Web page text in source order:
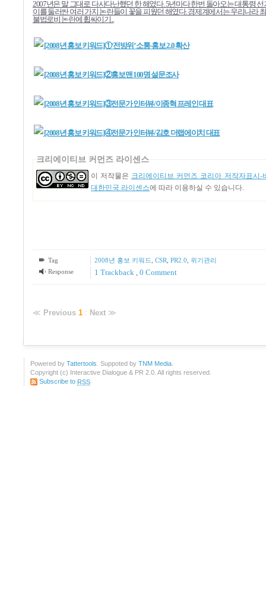
2007년은 말 그대로 다사다난했던 한 해였다. 5년마다 한번 돌아오는 대통령
이를 둘러싼 여러 가지 논란들이 꽃을 피웠던 해였다. 경제계에서는 우리나라
불법로비 논란에 휩싸이기...
[2008년 홍보 키워드]①‘전방위’ 소통-홍보 2.0 확산
[2008년 홍보 키워드]②홍보맨 100명 설문조사
[2008년 홍보 키워드]③전문가 인터뷰/이종혁 프레인 대표
[2008년 홍보 키워드]④전문가 인터뷰/김호 더랩에이치 대표
크리에이티브 커먼즈 라이센스
이 저작물은 크리에이티브 커먼즈 코리아 저작자표시-
대한민국 라이센스에 따라 이용하실 수 있습니다.
Tag 2008년 홍보 키워드 CSR PR2.0 위기관리
Response
1 Trackback , 0 Comment
≪ Previous 1 : Next ≫
Powered by Tattertools . Suppoted by TNM Media
Copyright (c) Interactive Dialogue & PR 2.0. All rights reserved.
Subscribe to RSS